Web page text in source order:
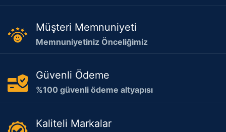
Müşteri Memnuniyeti
Memnuniyetiniz Önceliğimiz
Güvenli Ödeme
%100 güvenli ödeme altyapısı
Kaliteli Markalar